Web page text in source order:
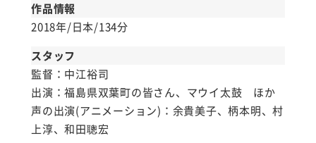
作品情報
2018年/日本/134分
スタッフ
監督：中江裕司
出演：福島県双葉町の皆さん、マウイ太鼓 ほか
声の出演(アニメーション)：余貴美子、柄本明、村
上淳、和田聰宏